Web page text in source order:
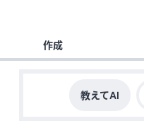
作成
教えてAI